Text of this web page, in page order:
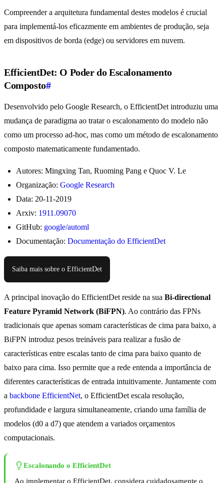
Compreender a arquitetura fundamental destes modelos é crucial
para implementá-los eficazmente em ambientes de produção, seja
em dispositivos de borda (edge) ou servidores em nuvem.
EfficientDet: O Poder do Escalonamento
Composto#
Desenvolvido pelo Google Research, o EfficientDet introduziu uma
mudança de paradigma ao tratar o escalonamento do modelo não
como um processo ad-hoc, mas como um método de escalonamento
composto matematicamente fundamentado.
Autores: Mingxing Tan, Ruoming Pang e Quoc V. Le
Organização: Google Research
Data: 20-11-2019
Arxiv: 1911.09070
GitHub: google/automl
Documentação: Documentação do EfficientDet
Saiba mais sobre o EfficientDet
A principal inovação do EfficientDet reside na sua Bi-directional
Feature Pyramid Network (BiFPN). Ao contrário das FPNs
tradicionais que apenas somam características de cima para baixo, a
BiFPN introduz pesos treináveis para realizar a fusão de
características entre escalas tanto de cima para baixo quanto de
baixo para cima. Isso permite que a rede entenda a importância de
diferentes características de entrada intuitivamente. Juntamente com
a backbone EfficientNet, o EfficientDet escala resolução,
profundidade e largura simultaneamente, criando uma família de
modelos (d0 a d7) que atendem a variados orçamentos
computacionais.
Escalonando o EfficientDet
Ao implementar o EfficientDet, considera cuidadosamente o